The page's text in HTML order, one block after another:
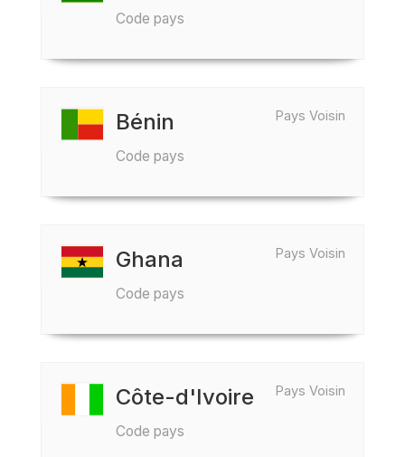
Code pays
Pays Voisin
Bénin
Code pays
Pays Voisin
Ghana
Code pays
Pays Voisin
Côte-d'Ivoire
Code pays